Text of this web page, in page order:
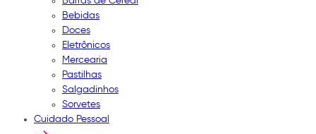
Bebidas
Doces
Eletrônicos
Mercearia
Pastilhas
Salgadinhos
Sorvetes
Cuidado Pessoal